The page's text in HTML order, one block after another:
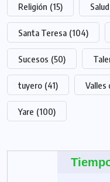
Religión (15) Salud
Santa Teresa (104)
Sucesos (50)
tuyero (41) Valles
Yare (100)